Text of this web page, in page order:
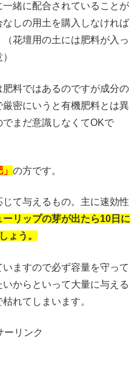
緒に配合されていることが
しの用土を購入しなければ
花壇用の土には肥料が入っ
料ではあるのですが成分の
密にいうと有機肥料とは異
まだ意識しなくてOKで
」の方です。
て与えるもの。主に速効性
ーリップの芽が出たら10日に
ょう。
ますので必ず容量を守って
からといって大量に与える
れてしまいます。
ーリンク